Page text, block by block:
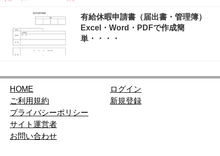
有給休暇申請書（届出書・管理簿）
Excel・Word・PDFで作成簡
単・・・・
HOME
ご利用規約
プライバシーポリシー
サイト運営者
お問い合わせ
ログイン
新規登録